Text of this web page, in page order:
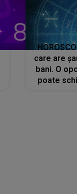
care are
bani. O
poate